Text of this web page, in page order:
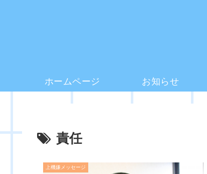
ホームページ お知らせ
責任
上機嫌メッセージ